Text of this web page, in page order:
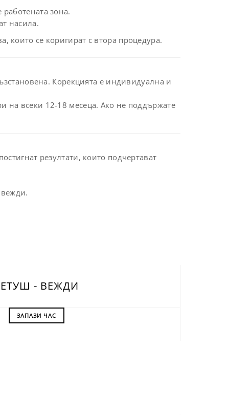
зона.
насила.
които се коригират с втора процедура.
Корекцията е индивидуална и
на всеки 12-18 месеца. Ако не поддържате
резултати, които подчертават
- ВЕЖДИ
ЗАПАЗИ ЧАС